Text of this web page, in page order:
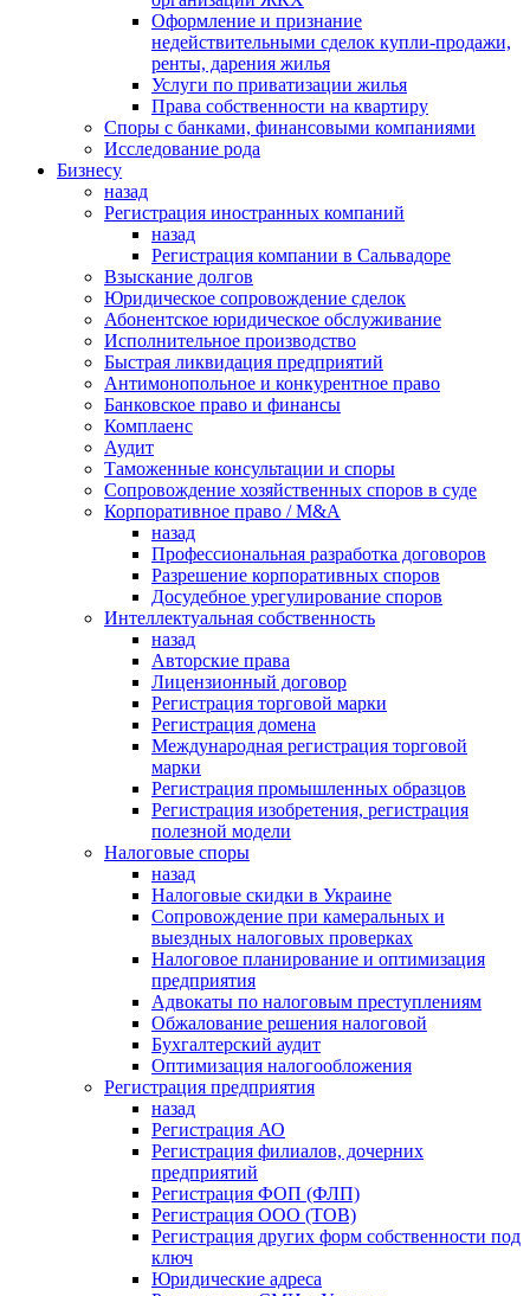
Оформление и признание
недействительными сделок купли-продажи,
ренты, дарения жилья
Услуги по приватизации жилья
Права собственности на квартиру
Cпоры с банками, финансовыми компаниями
Исследование рода
Бизнесу
назад
Регистрация иностранных компаний
назад
Регистрация компании в Сальвадоре
Взыскание долгов
Юридическое сопровождение сделок
Абонентское юридическое обслуживание
Исполнительное производство
Быстрая ликвидация предприятий
Антимонопольное и конкурентное право
Банковское право и финансы
Комплаенс
Аудит
Таможенные консультации и споры
Сопровождение хозяйственных споров в суде
Корпоративное право / M&A
назад
Профессиональная разработка договоров
Разрешение корпоративных споров
Досудебное урегулирование споров
Интеллектуальная собственность
назад
Авторские права
Лицензионный договор
Регистрация торговой марки
Регистрация домена
Международная регистрация торговой
марки
Регистрация промышленных образцов
Регистрация изобретения, регистрация
полезной модели
Налоговые споры
назад
Налоговые скидки в Украине
Сопровождение при камеральных и
выездных налоговых проверках
Налоговое планирование и оптимизация
предприятия
Адвокаты по налоговым преступлениям
Обжалование решения налоговой
Бухгалтерский аудит
Оптимизация налогообложения
Регистрация предприятия
назад
Регистрация АО
Регистрация филиалов, дочерних
предприятий
Регистрация ФОП (ФЛП)
Регистрация ООО (ТОВ)
Регистрация других форм собственности под
ключ
Юридические адреса